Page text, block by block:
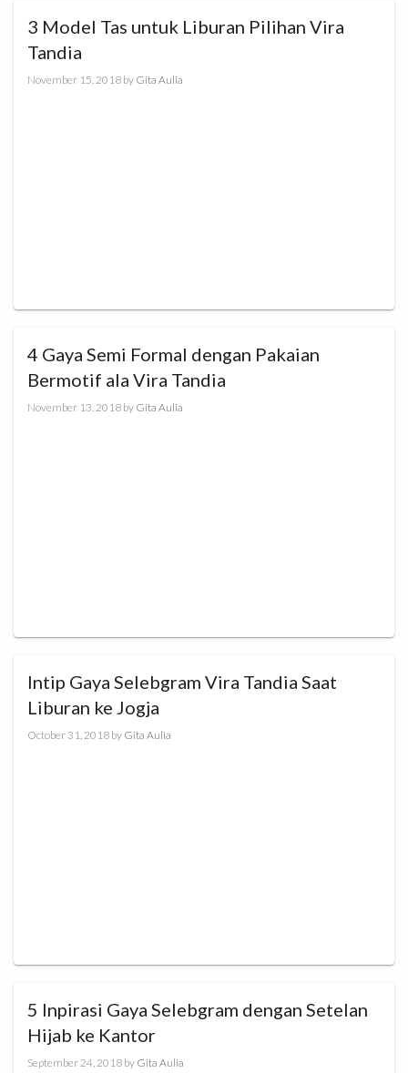
3 Model Tas untuk Liburan Pilihan Vira
Tandia
November 15, 2018 by Gita Aulia
4 Gaya Semi Formal dengan Pakaian
Bermotif ala Vira Tandia
November 13, 2018 by Gita Aulia
Intip Gaya Selebgram Vira Tandia Saat
Liburan ke Jogja
October 31, 2018 by Gita Aulia
5 Inpirasi Gaya Selebgram dengan Setelan
Hijab ke Kantor
September 24, 2018 by Gita Aulia